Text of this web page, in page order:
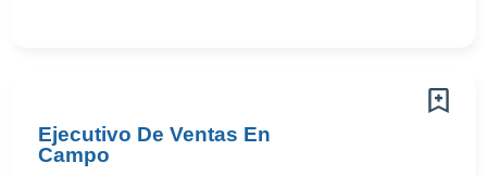
Ejecutivo De Ventas En
Campo